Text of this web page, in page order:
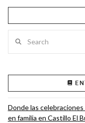
Donde las
en familia en Castillo El